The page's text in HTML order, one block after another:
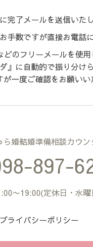
完了メールを送信いた
手数ですが直接お電話
どのフリーメールを使
』に自動的で振り分け
が一度ご確認をお願いい
ら婚結婚準備相談カウン
897-
〜19:00(定休日・水曜
プライバシーポリシー